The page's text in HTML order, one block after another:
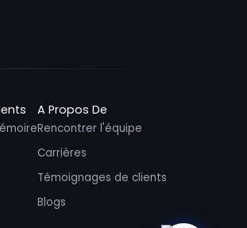
A Propos De
Rencontrer l'équipe
Carrières
Témoignages de clients
Blogs